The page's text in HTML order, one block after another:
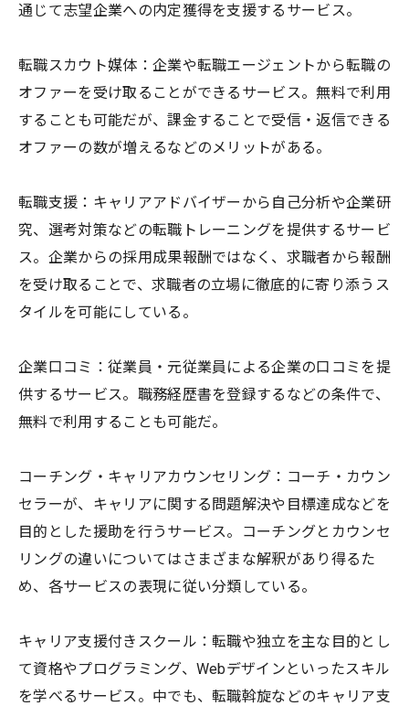
通じて志望企業への内定獲得を支援するサービス。
転職スカウト媒体：企業や転職エージェントから転職の
オファーを受け取ることができるサービス。無料で利用
することも可能だが、課金することで受信・返信できる
オファーの数が増えるなどのメリットがある。
転職支援：キャリアアドバイザーから自己分析や企業研
究、選考対策などの転職トレーニングを提供するサービ
ス。企業からの採用成果報酬ではなく、求職者から報酬
を受け取ることで、求職者の立場に徹底的に寄り添うス
タイルを可能にしている。
企業口コミ：従業員・元従業員による企業の口コミを提
供するサービス。職務経歴書を登録するなどの条件で、
無料で利用することも可能だ。
コーチング・キャリアカウンセリング：コーチ・カウン
セラーが、キャリアに関する問題解決や目標達成などを
目的とした援助を行うサービス。コーチングとカウンセ
リングの違いについてはさまざまな解釈があり得るた
め、各サービスの表現に従い分類している。
キャリア支援付きスクール：転職や独立を主な目的とし
て資格やプログラミング、Webデザインといったスキル
を学べるサービス。中でも、転職斡旋などのキャリア支